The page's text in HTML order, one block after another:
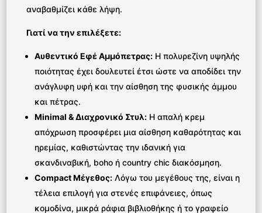
αναβαθμίζει κάθε λήψη.
Γιατί να την επιλέξετε:
Αυθεντικό Εφέ Αμμόπετρας: Η πολυρεζίνη υψηλής
ποιότητας έχει δουλευτεί έτσι ώστε να αποδίδει την
ανάγλυφη υφή και την αίσθηση της φυσικής άμμου
και πέτρας.
Minimal & Διαχρονικό Στυλ: Η απαλή κρεμ
απόχρωση προσφέρει μια αίσθηση καθαρότητας και
ηρεμίας, καθιστώντας την ιδανική για
σκανδιναβική, boho ή country chic διακόσμηση.
Compact Μέγεθος: Λόγω του μεγέθους της, είναι η
τέλεια επιλογή για στενές επιφάνειες, όπως
κομοδίνα, μικρά ράφια βιβλιοθήκης ή το γραφείο